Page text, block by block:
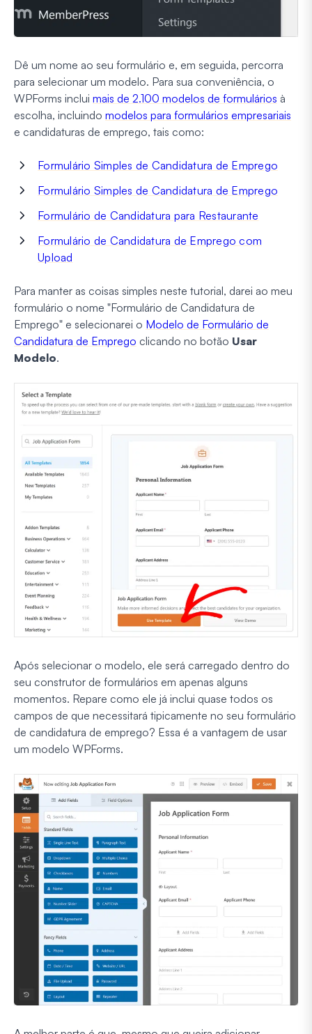
Dê um nome ao seu formulário e, em seguida, percorra
para selecionar um modelo. Para sua conveniência, o
WPForms inclui mais de 2.100 modelos de formulários à
escolha, incluindo modelos para formulários empresariais
e candidaturas de emprego, tais como:
Formulário Simples de Candidatura de Emprego
Formulário Simples de Candidatura de Emprego
Formulário de Candidatura para Restaurante
Formulário de Candidatura de Emprego com
Upload
Para manter as coisas simples neste tutorial, darei ao meu
formulário o nome "Formulário de Candidatura de
Emprego" e selecionarei o Modelo de Formulário de
Candidatura de Emprego clicando no botão Usar
Modelo.
Após selecionar o modelo, ele será carregado dentro do
seu construtor de formulários em apenas alguns
momentos. Repare como ele já inclui quase todos os
campos de que necessitará tipicamente no seu formulário
de candidatura de emprego? Essa é a vantagem de usar
um modelo WPForms.